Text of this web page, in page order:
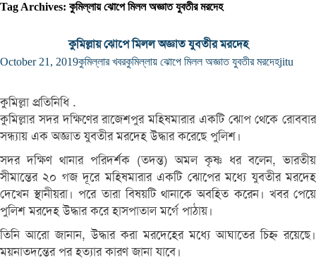
Tag Archives: কুমিল্লায় ঝোপে মিলল অজ্ঞাত যুবতীর মরদেহ
কুমিল্লায় ঝোপে মিলল অজ্ঞাত যুবতীর মরদেহ
October 21, 2019কুমিল্লার খবরকুমিল্লায় ঝোপে মিলল অজ্ঞাত যুবতীর মরদেহjitu
কুমিল্লা প্রতিনিধি .
কুমিল্লার সদর দক্ষিণের রাজেশপুর মহিষমারার একটি ঝোপ থেকে রোববার
সন্ধ্যায় এক অজ্ঞাত যুবতীর মরদেহ উদ্ধার করেছে পুলিশ।
সদর দক্ষিণ থানার পরিদর্শক (তদন্ত) অমল কৃষ্ণ ধর বলেন, ভারতীয়
সীমান্তের ২০ গজ দূরে মহিষমারার একটি ঝোপের মধ্যে যুবতীর মরদেহ
দেখেন স্থানীয়রা। পরে তারা বিষয়টি থানাকে অবহিত করেন। খবর পেয়ে
পুলিশ মরদেহ উদ্ধার করে হাসপাতাল মর্গে পাঠায়।
তিনি আরো জানান, উদ্ধার করা মরদেহের মধ্যে আঘাতের চিহ্ন রয়েছে।
ময়নাতদন্তের পর হত্যার কারণ জানা যাবে।